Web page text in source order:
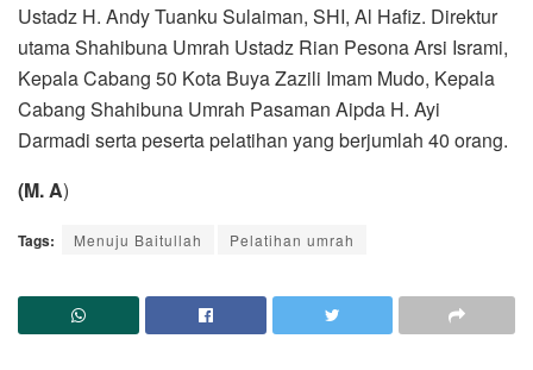
Ustadz H. Andy Tuanku Sulaiman, SHI, Al Hafiz. Direktur
utama Shahibuna Umrah Ustadz Rian Pesona Arsi Isrami,
Kepala Cabang 50 Kota Buya Zazili Imam Mudo, Kepala
Cabang Shahibuna Umrah Pasaman Aipda H. Ayi
Darmadi serta peserta pelatihan yang berjumlah 40 orang.
(M. A)
Tags: Menuju Baitullah Pelatihan umrah